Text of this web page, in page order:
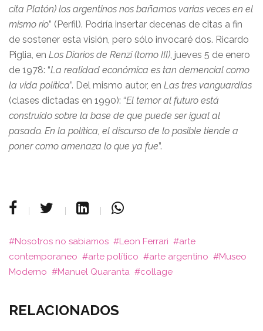
cita Platón) los argentinos nos bañamos varias veces en el
mismo río” (Perfil). Podría insertar decenas de citas a fin
de sostener esta visión, pero sólo invocaré dos. Ricardo
Piglia, en Los Diarios de Renzi (tomo III) , jueves 5 de enero
de 1978: “La realidad económica es tan demencial como
la vida política”. Del mismo autor, en Las tres vanguardias
(clases dictadas en 1990): “El temor al futuro está
construido sobre la base de que puede ser igual al
pasado. En la política, el discurso de lo posible tiende a
poner como amenaza lo que ya fue”.
Nosotros no sabiamos Leon Ferrari
arte
contemporaneo
arte político arte argentino
Museo
Moderno
Manuel Quaranta collage
RELACIONADOS